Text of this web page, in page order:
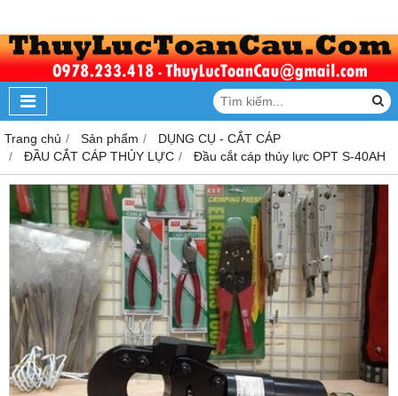
Trang chủ Sản phẩm
DỤNG CỤ - CẮT CÁP
ĐẦU CẮT CÁP THỦY LỰC
Đầu cắt cáp thủy lực OPT S-40AH